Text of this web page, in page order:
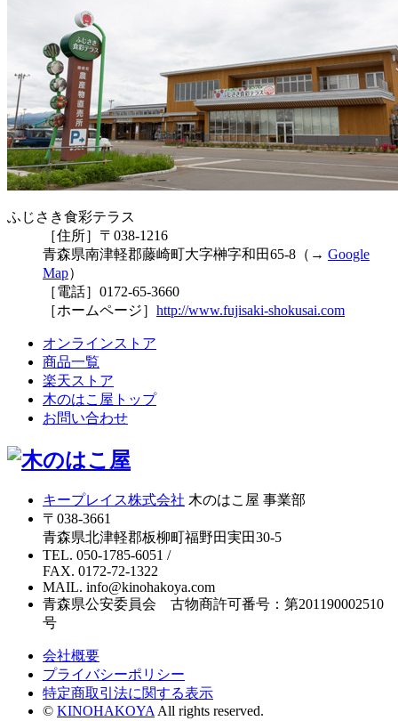
ふじさき食彩テラス
［住所］〒038-1216
青森県南津軽郡藤崎町大字榊字和田65-8（→ Google
Map）
［電話］0172-65-3660
［ホームページ］ http://www.fujisaki-shokusai.com
オンラインストア
商品一覧
楽天ストア
木のはこ屋トップ
お問い合わせ
キープレイス株式会社 木のはこ屋 事業部
〒038-3661
青森県北津軽郡板柳町福野田実田30-5
TEL. 050-1785-6051 /
FAX. 0172-72-1322
MAIL. info@kinohakoya.com
青森県公安委員会 古物商許可番号：第201190002510
号
会社概要
プライバシーポリシー
特定商取引法に関する表示
© KINOHAKOYAAll rights reserved.